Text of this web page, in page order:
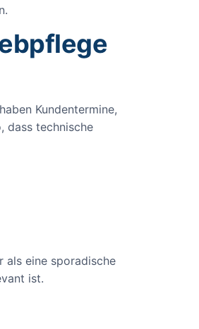
Kundentermine,
dass technische
als eine sporadische
ist.